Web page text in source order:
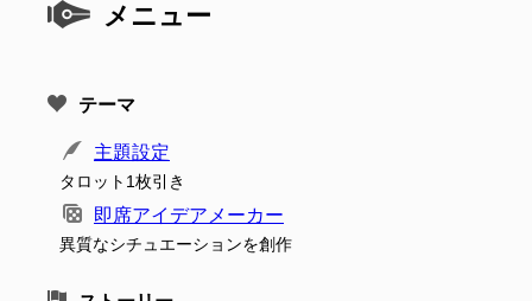
メニュー
テーマ
主題設定
タロット1枚引き
即席アイデアメーカー
異質なシチュエーションを創作